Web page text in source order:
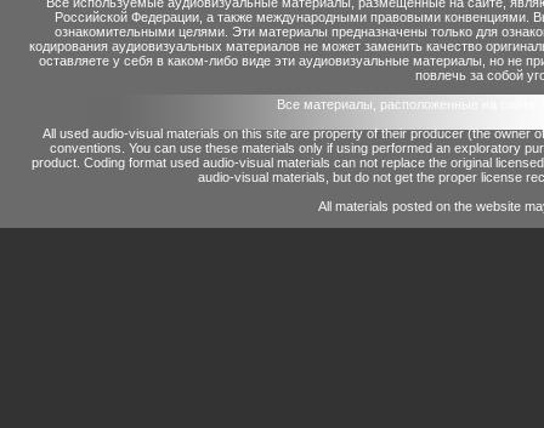
Российской Федерации, а также международными правовыми конвенциями.
ознакомительными целями. Эти материалы предназначены только для
кодирования аудиовизуальных материалов не может заменить качество
оставляете у себя в каком-либо виде эти аудиовизуальные материалы, но не
повлечь за собой
Все материалы, расположенные на сайте
All used audio-visual materials on this site are property of their producer (the owner
conventions. You can use these materials only if using performed an exploratory
product. Coding format used audio-visual materials can not replace the original
audio-visual materials, but do not get the proper license
All materials posted on the website